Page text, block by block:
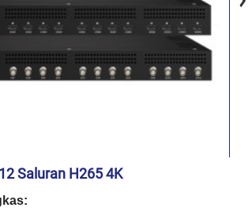
Saluran H265 4K